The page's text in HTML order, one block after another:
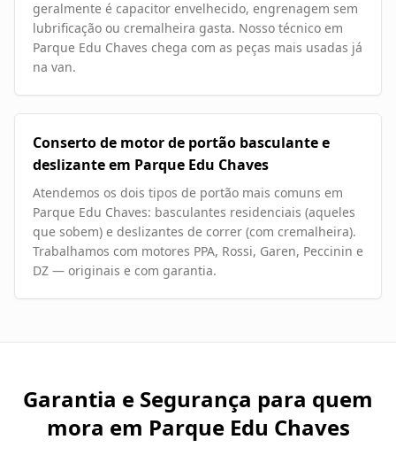
geralmente é capacitor envelhecido, engrenagem sem
lubrificação ou cremalheira gasta. Nosso técnico em
Parque Edu Chaves chega com as peças mais usadas já
na van.
Conserto de motor de portão basculante e
deslizante em Parque Edu Chaves
Atendemos os dois tipos de portão mais comuns em
Parque Edu Chaves: basculantes residenciais (aqueles
que sobem) e deslizantes de correr (com cremalheira).
Trabalhamos com motores PPA, Rossi, Garen, Peccinin e
DZ — originais e com garantia.
Garantia e Segurança para quem
mora em Parque Edu Chaves